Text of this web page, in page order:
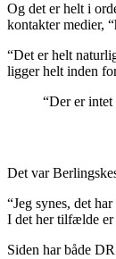
Og det er helt i
kontakter medier,
“Det er helt
ligger helt inden
“Der er
Det var
“Jeg synes, det
I det her tilfælde er
Siden har både